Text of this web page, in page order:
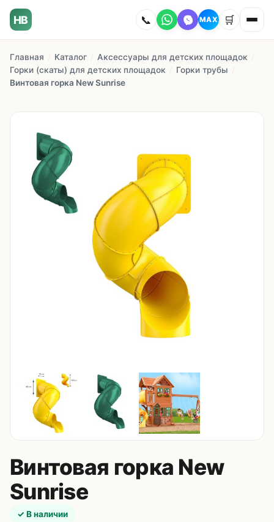
HB 📞 MAX 🛒
Главная
О компании
Как заказать
Сотрудничество
Zakaz.HappyBaby2000@ya.ru
Главная Каталог Аксессуары для детских площадок
Горки (скаты) для детских площадок
Горки трубы
Винтовая горка New Sunrise
Винтовая горка New
Sunrise
✓ В наличии